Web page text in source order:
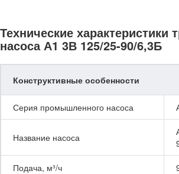
Технические характеристики
насоса А1 3В 125/25-90/6,3Б
Конструктивные особенности
Серия промышленного насоса
Название насоса
Подача, м³/ч